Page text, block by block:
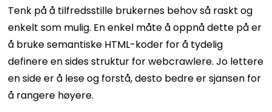
Tenk på å tilfredsstille brukernes behov så raskt og
enkelt som mulig. En enkel måte å oppnå dette på er
å bruke semantiske HTML-koder for å tydelig
definere en sides struktur for webcrawlere. Jo lettere
en side er å lese og forstå, desto bedre er sjansen for
å rangere høyere.